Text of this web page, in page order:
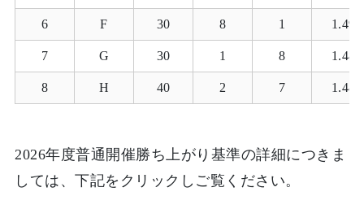
6 F 30 8 1
7 G 30 1 8
8 H 40 2 7
2026年度普通開催勝ち上がり基準の詳細につきま
しては、下記をクリックしご覧ください。